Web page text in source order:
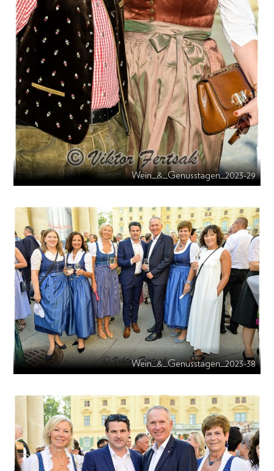
Wein_&_Genusstagen_2023-29
Wein_&_Genusstagen_2023-38